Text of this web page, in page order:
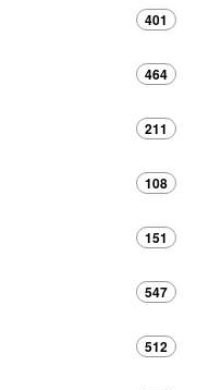
401
464
211
108
151
547
512